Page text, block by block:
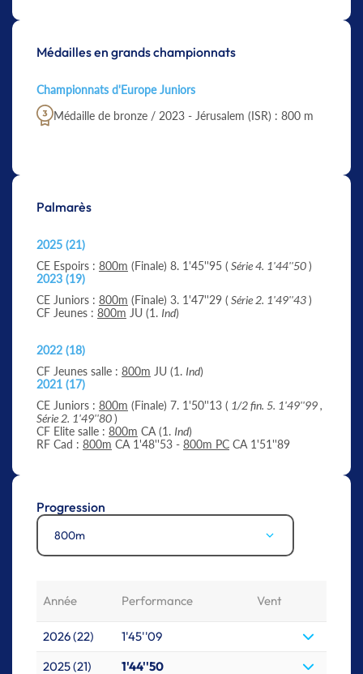
Médailles en grands championnats
Championnats d'Europe Juniors
Médaille de bronze / 2023 - Jérusalem (ISR) : 800 m
Palmarès
2025 (21)
CE Espoirs : 800m (Finale) 8. 1'45''95 ( Série 4. 1'44''50)
2023 (19)
CE Juniors : 800m (Finale) 3. 1'47''29 ( Série 2. 1'49''43)
CF Jeunes : 800m JU (1. Ind)
2022 (18)
CF Jeunes salle : 800m JU (1. Ind)
2021 (17)
CE Juniors : 800m (Finale) 7. 1'50''13 ( 1/2 fin. 5. 1'49''99 ,
Série 2. 1'49''80)
CF Elite salle : 800m CA (1. Ind)
RF Cad : 800m CA 1'48''53 - 800m PC CA 1'51''89
Progression
800m
Année Performance Vent
2026 (22)
1'45''09
2025 (21)
1'44''50